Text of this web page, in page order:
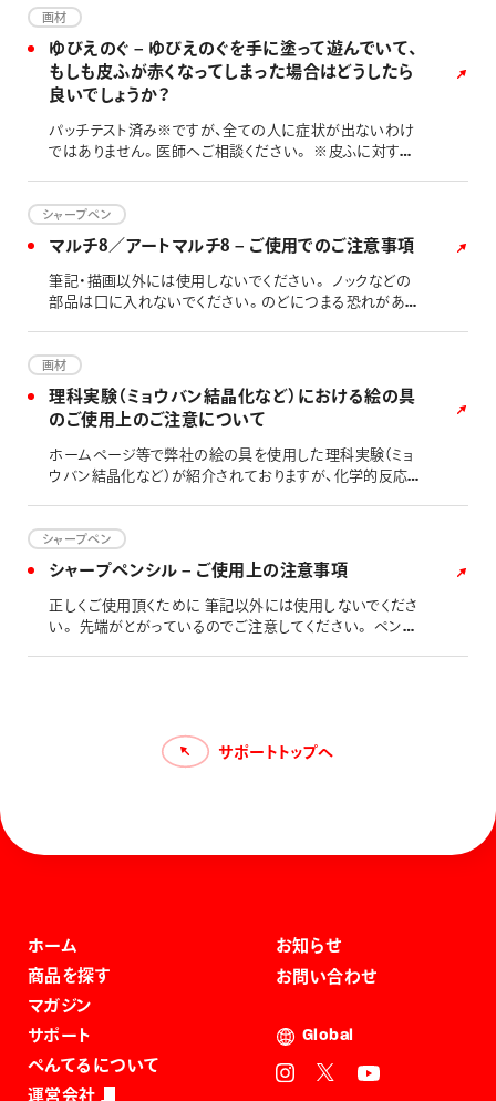
ックを繰り返すと、故障の原因となりますので、ご注意くださ
い。 ノック式の「クリップ部分」は、「ペン先」を固定する部品
を取り付けており「ペン先」を出したまま、ポケットに引っ掛
けてしまった場合に汚さないようにペン先が戻るように設
計されています。そのため、厚めの「ノートやバインダー」な
る際に斜めになり、負荷が掛かると外れてしまう可能性が
ありますので、ご注意ください。 カートリッジ交換式の場
をご検討ください。 お湯につけたり（溶剤を含む）、温める
などは、別の不具合が発生する要因となりますので、おやめ
管する場合は横向きに保管ください。 日本筆記具工業会
の「お役立ち情報 マーキングペン編」もご参照ください。
す。 芯づまり除去方法については「オレンズ の芯づまり除
パイプが浮き上がり芯が突出して芯が折れやすくなります。
そのため、定規の使用には向いておりません。
ろに保管してください。 落下等にご注意ください。故障の
原因となります。 携帯、保管時は必ずパイプを収納してくだ
さい。誤作動、パイプの破損及びけが、物的損害のおそれ
があります。（パイプ収納方法は、「オレンズネロのパイプ収
納方法（保管方法）」をご参照ください。） 残り芯が短くなる
と、筆記中に急にパイプが大きく引っ込むようになります。
芯づまりの要因となりますので、短くなった芯はノックして
ペン先を分解する際は、細かい部品の紛失にご注意くださ
い。 パイプが紙面に触れますので、強く書くと紙面に跡が
残る場合があります。 芯づまり除去方法については、「オレ
ンズネロの芯が出なくなってしまったら」をご参照くださ
き等）パイプが短くなり、筆記できなくなります。（パイプを紙
面から離すと、筆記できるようになります。） 筆記荷重が高
くなりますと安全機構によりペン先が引っ込みます。 本機
構は、ノック操作しなくても芯をペン先側より引っ張ると抜
けますのでご注意ください。 芯タンクの中に補充する芯の
本数は、2～3本が適当です。 オレンズネロを快適にご使用
するに当たり、ぺんてる製シャープペンシル替芯(芯径０．
すると保護パイプが浮き上がり芯が突出して芯が折れやす
くなります。そのため、定規の使用には向いておりません。
については、こちらの オレンズネロ困ったときの対応
をご参照ください。
画材
ゆびえのぐ – ゆびえのぐを手に塗って遊んでいて、
もしも皮ふが赤くなってしまった場合はどうしたら
良いでしょうか？
パッチテスト済み※ですが、全ての人に症状が出ないわけ
ではありません。医師へご相談ください。 ※皮ふに対する
シャープペン
マルチ8／アートマルチ8 – ご使用でのご注意事項
筆記・描画以外には使用しないでください。 ノックなどの
部品は口に入れないでください。のどにつまる恐れがあり
方向に大きな力が加わりますと、クリップが変形したり、破
損・分解する原因となります。例）クリップを厚手の手帳やノ
ートなどに挟んだりする行為 ペンを強く振ったり落とした
りしますとインキ吹き出しの原因となります。(ボールペン
芯） 上向き筆記は、書けなくなったりインキもれの原因とな
ります。（ボールペン芯） ご使用後は必ずペン先を収納して
る製 マルチ8専用替芯（芯径2.0）／マルチ８専用ボール
芯 コピー機の種類によっては読み取る場合がございます
ので、コピー濃度を「薄め」に設定し、お試しいただいた上
画材
理科実験（ミョウバン結晶化など）における絵の具
のご使用上のご注意について
ホームページ等で弊社の絵の具を使用した理科実験（ミョ
ウバン結晶化など）が紹介されておりますが、化学的反応を
けるように、描画以外の用途はお薦めしておりませんので
ご注意ください。
シャープペン
シャープペンシル – ご使用上の注意事項
正しくご使用頂くために 筆記以外には使用しないでくださ
い。 先端がとがっているのでご注意してください。 ペン先
したり、破損・分解する原因となります。 例）クリップを厚手
いでください。（クリーナーピン付のもの） 芯タンクの中に
い力が加わるとペン先が曲がる場合がございます。（金属
「芯タンク(芯を補充する筒)」に入り込んでしまい、取り除け
なくなることがございますので、ご注意ください。 日本筆記
具工業会の「お役立ち情報 シャープペンシル編」もご参
サポートトップへ
ホーム
商品を探す
マガジン
サポート
ぺんてるについて
運営会社
お知らせ
お問い合わせ
Global